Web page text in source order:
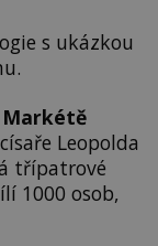
s ukázkou
Markétě
Leopolda
třípatrové
1000 osob,